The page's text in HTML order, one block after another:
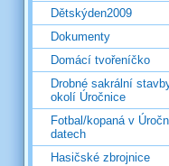
Dětskýden2009
Dokumenty
Domácí tvořeníčko
Drobné sakrální
okolí Úročnice
Fotbal/kopaná v
datech
Hasičské zbrojnice